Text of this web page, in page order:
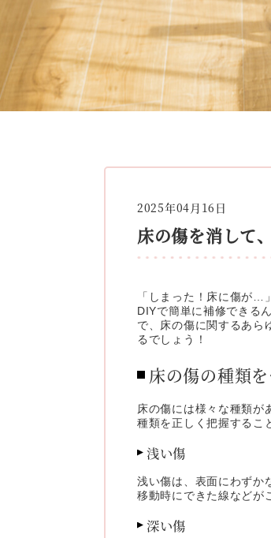
2025年04月16日
床の傷を消して
「しまった！床に傷が…
DIYで簡単に補修できる
で、床の傷に関するあら
るでしょう！
床の傷の種類を
床の傷には様々な種類が
種類を正しく把握するこ
浅い傷
浅い傷は、表面にわずか
移動時にできた線などが
深い傷